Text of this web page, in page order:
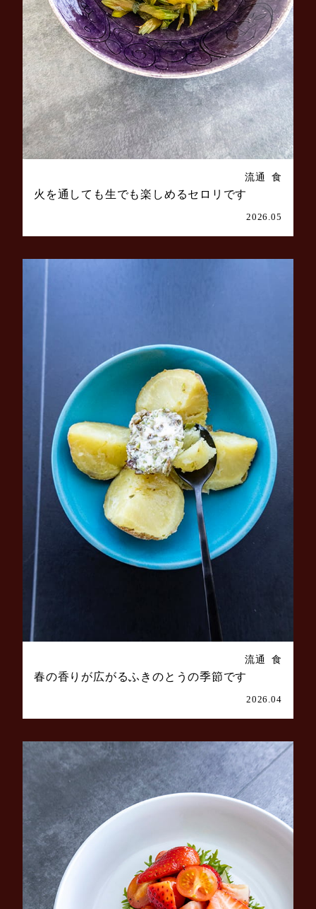
流通 食
火を通しても生でも楽しめるセロリです
2026.05
流通 食
春の香りが広がるふきのとうの季節です
2026.04